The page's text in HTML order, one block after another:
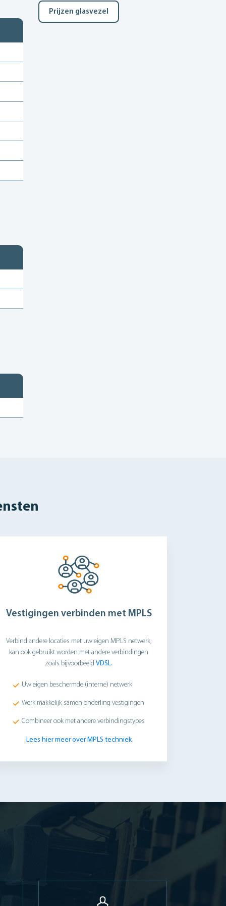
Prijzen glasvezel
Vestigingen verbinden met MPLS
Verbind andere locaties met uw eigen MPLS netwerk,
kan ook gebruikt worden met andere verbindingen
zoals bijvoorbeeld VDSL.
Uw eigen beschermde (interne) netwerk
Werk makkelijk samen onderling vestigingen
Combineer ook met andere verbindingstypes
Lees hier meer over MPLS techniek